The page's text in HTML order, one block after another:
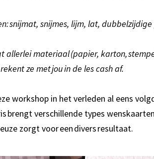
snijmat, snijmes, lijm, lat,
allerlei materiaal (papier, karton,
ze met jou in de les cash af.
workshop in het verleden al eens
brengt verschillende types
zorgt voor een divers resultaat.